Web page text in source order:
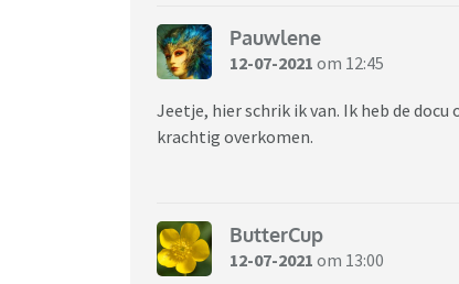
Pauwlene
12-07-2021 om 12:45
Jeetje, hier schrik ik van. Ik heb de
krachtig overkomen.
ButterCup
12-07-2021 om 13:00